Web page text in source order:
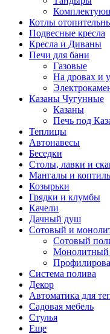
Котлы
Подвесные кресла
Кресла и Диваны
Печи для бани
Газовые
На дровах и
Казаны Чугунные
Казаны
Печь под
Теплицы
Автонавесы
Беседки
Столы, лавки и
Мангалы и
Козырьки
Грядки и клумбы
Качели
Дачный душ
Сотовый и
Сотовый
Монолитный
Система полива
Декор
Автоматика для
Садовая мебель
Стулья
Еще